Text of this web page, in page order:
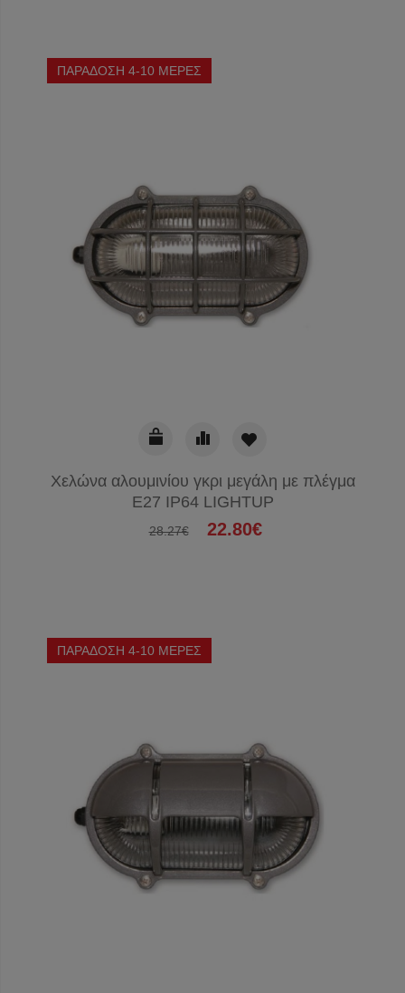
ΠΑΡΑΔΟΣΗ 4-10 ΜΕΡΕΣ
Χελώνα αλουμινίου γκρι μεγάλη με πλέγμα
E27 IP64 LIGHTUP
28.27€ 22.80€
ΠΑΡΑΔΟΣΗ 4-10 ΜΕΡΕΣ